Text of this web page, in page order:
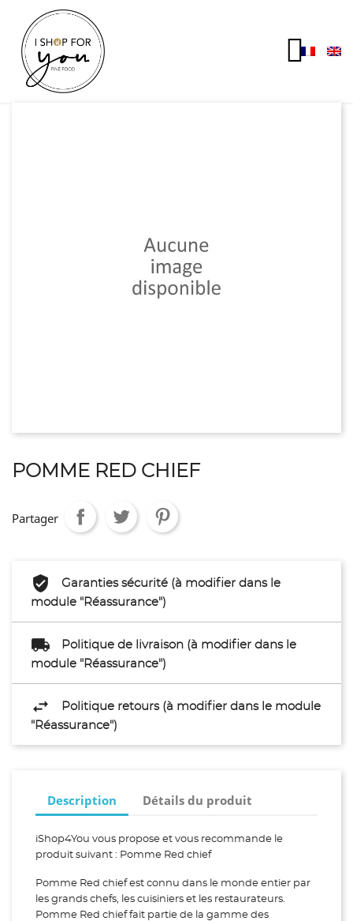
POMME RED CHIEF
Partager
Garanties sécurité (à modifier dans le
module "Réassurance")
Politique de livraison (à modifier dans le
module "Réassurance")
Politique retours (à modifier dans le module
"Réassurance")
Description Détails du produit
iShop4You vous propose et vous recommande le
produit suivant : Pomme Red chief
Pomme Red chief est connu dans le monde entier par
les grands chefs, les cuisiniers et les restaurateurs.
Pomme Red chief fait partie de la gamme des